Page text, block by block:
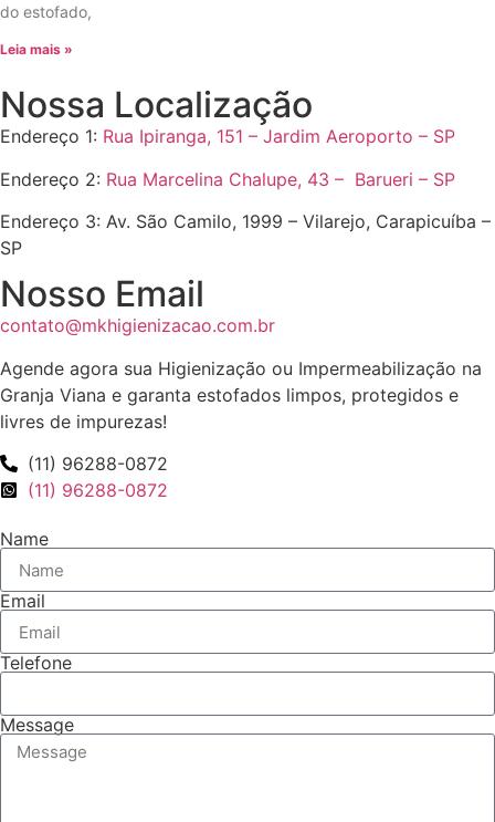
do estofado,
Leia mais »
Nossa Localização
Endereço 1: Rua Ipiranga, 151 – Jardim Aeroporto – SP
Endereço 2: Rua Marcelina Chalupe, 43 – Barueri – SP
Endereço 3: Av. São Camilo, 1999 – Vilarejo, Carapicuíba –
SP
Nosso Email
contato@mkhigienizacao.com.br
Agende agora sua Higienização ou Impermeabilização na
Granja Viana e garanta estofados limpos, protegidos e
livres de impurezas!
(11) 96288-0872
(11) 96288-0872
Name
Email
Telefone
Message